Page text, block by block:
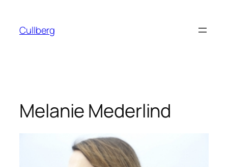
innehåll
Cullberg
Melanie Mederlind